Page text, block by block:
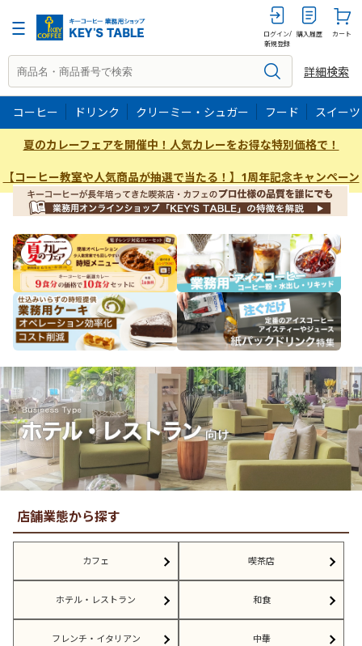
ログイン/
新規登録
購入履歴 カート
詳細検索
コーヒー ドリンク クリーミー・シュガー フード スイーツ
夏のカレーフェアを開催中！人気カレーをお得な特別価格で！
【コーヒー教室や人気商品が抽選で当たる！】1周年記念キャンペーン
店舗業態から探す
カフェ 喫茶店
ホテル・レストラン 和食
フレンチ・イタリアン 中華